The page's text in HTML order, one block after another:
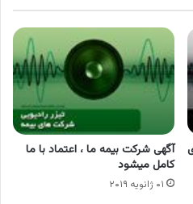
آگهی شرکت بیمه ما ، اعتماد با ما
کامل میشود
۰۱ ژانویه ۲۰۱۹